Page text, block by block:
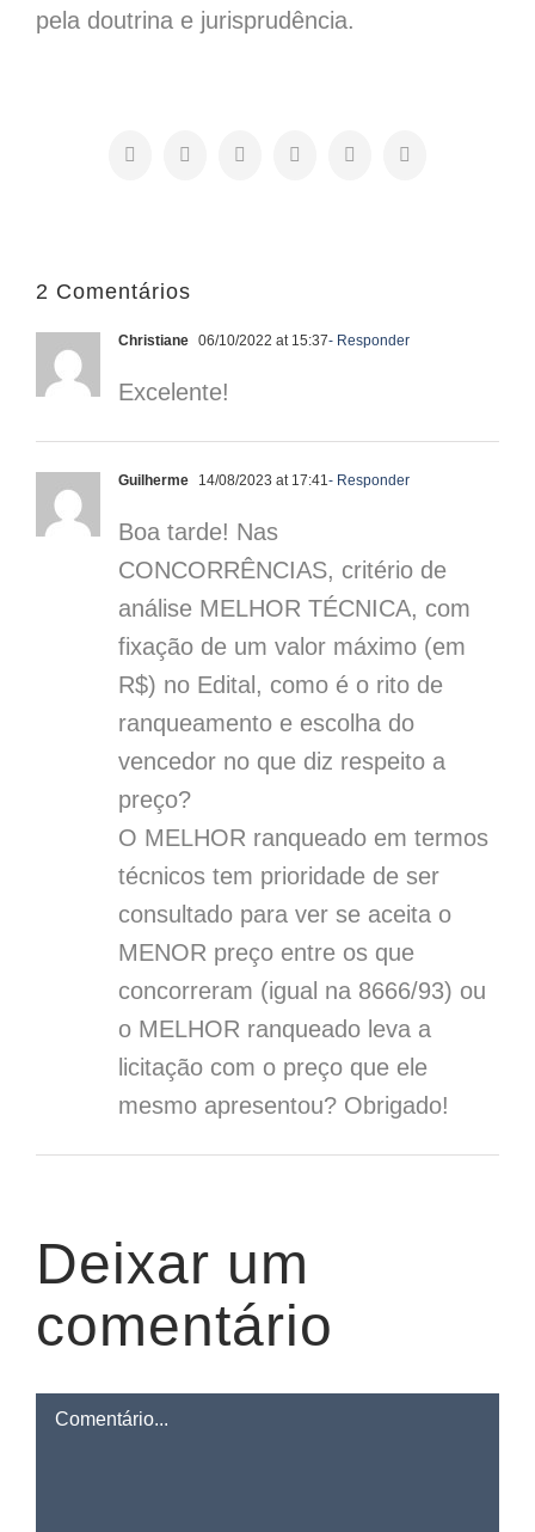
pela doutrina e jurisprudência.
Facebook
X LinkedInWhatsAppPinterestE-
2 Comentários
Christiane 06/10/2022 at 15:37- Responder
Excelente!
Guilherme 14/08/2023 at 17:41- Responder
Boa tarde! Nas
CONCORRÊNCIAS, critério de
análise MELHOR TÉCNICA, com
fixação de um valor máximo (em
R$) no Edital, como é o rito de
ranqueamento e escolha do
vencedor no que diz respeito a
preço?
O MELHOR ranqueado em termos
técnicos tem prioridade de ser
consultado para ver se aceita o
MENOR preço entre os que
concorreram (igual na 8666/93) ou
o MELHOR ranqueado leva a
licitação com o preço que ele
mesmo apresentou? Obrigado!
Deixar um
comentário
Comentário